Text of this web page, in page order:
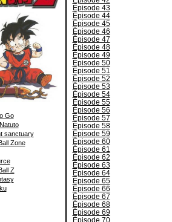
Go
sanctuary
Zone
Z
Épisode 43
Épisode 44
Épisode 45
Épisode 46
Épisode 47
Épisode 48
Épisode 49
Épisode 50
Épisode 51
Épisode 52
Épisode 53
Épisode 54
Épisode 55
Épisode 56
Épisode 57
Épisode 58
Épisode 59
Épisode 60
Épisode 61
Épisode 62
Épisode 63
Épisode 64
Épisode 65
Épisode 66
Épisode 67
Épisode 68
Épisode 69
Épisode 70